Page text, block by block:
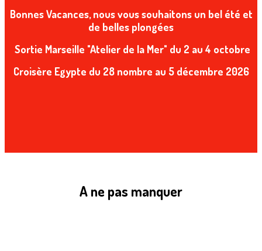
Bonnes Vacances, nous vous souhaitons un bel été et
de belles plongées
Sortie Marseille "Atelier de la Mer" du 2 au 4 octobre
Croisère Egypte du 28 nombre au 5 décembre 2026
A ne pas manquer